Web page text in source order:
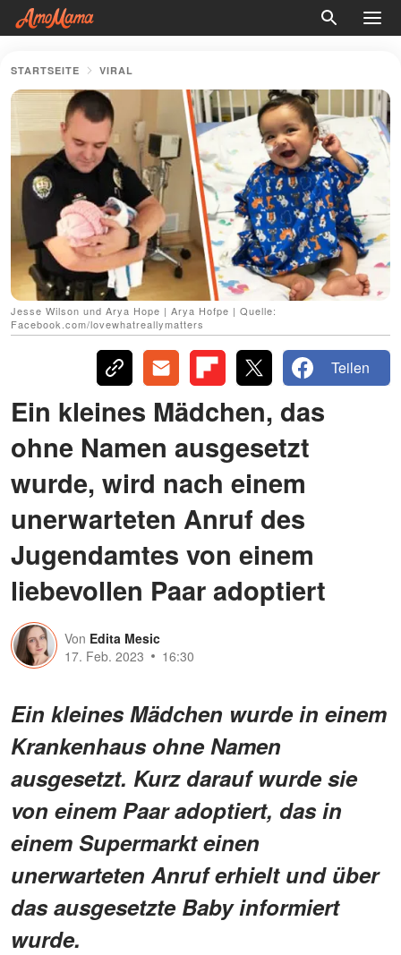
STARTSEITE VIRAL
Jesse Wilson und Arya Hope | Arya Hofpe | Quelle:
Facebook.com/lovewhatreallymatters
Teilen
Ein kleines Mädchen, das
ohne Namen ausgesetzt
wurde, wird nach einem
unerwarteten Anruf des
Jugendamtes von einem
liebevollen Paar adoptiert
Von Edita Mesic
17. Feb. 2023
16:30
Ein kleines Mädchen wurde in einem
Krankenhaus ohne Namen
ausgesetzt. Kurz darauf wurde sie
von einem Paar adoptiert, das in
einem Supermarkt einen
unerwarteten Anruf erhielt und über
das ausgesetzte Baby informiert
wurde.